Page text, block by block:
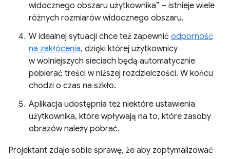
widocznego obszaru użytkownika” – istnieje wiele
różnych rozmiarów widocznego obszaru.
W idealnej sytuacji chce też zapewnić odporność
na zakłócenia, dzięki której użytkownicy
w wolniejszych sieciach będą automatycznie
pobierać treści w niższej rozdzielczości. W końcu
chodzi o czas na szkło.
Aplikacja udostępnia też niektóre ustawienia
użytkownika, które wpływają na to, które zasoby
obrazów należy pobrać.
Projektant zdaje sobie sprawę, że aby zoptymalizować